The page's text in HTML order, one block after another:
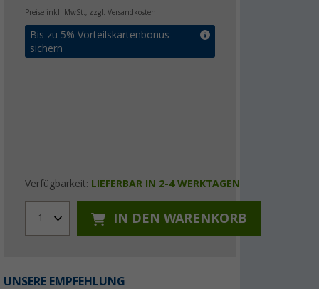
Preise inkl. MwSt., zzgl. Versandkosten
Bis zu 5% Vorteilskartenbonus
sichern
Verfügbarkeit: LIEFERBAR IN 2-4 WERKTAGEN
1 IN DEN WARENKORB
UNSERE EMPFEHLUNG